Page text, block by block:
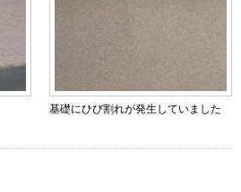
基礎にひび割れが発生していました